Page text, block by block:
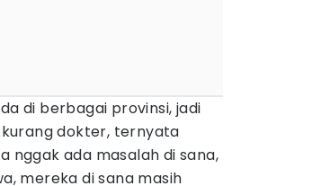
di berbagai provinsi, jadi
dokter, ternyata
nggak ada masalah di sana,
mereka di sana masih